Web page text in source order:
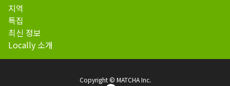
지역
특집
최신 정보
Locally 소개
Copyright © MATCHA Inc.